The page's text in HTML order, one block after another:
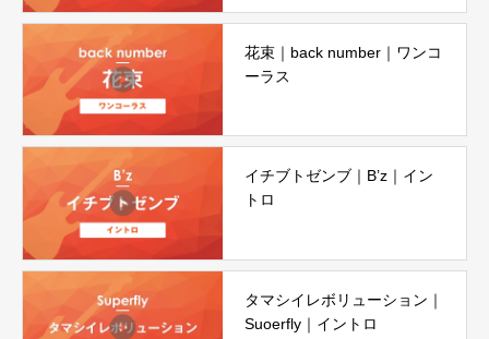
花束｜back number｜ワンコ
ーラス
イチブトゼンブ｜B’z｜イン
トロ
タマシイレボリューション｜
Suoerfly｜イントロ